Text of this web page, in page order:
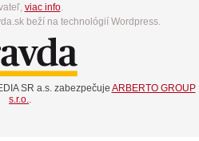
viac info.
beží na technológií Wordpress.
SR a.s. zabezpečuje ARBERTO GROUP
s.r.o.